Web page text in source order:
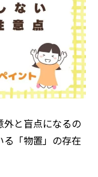
外と盲点になるの
る「物置」の存在